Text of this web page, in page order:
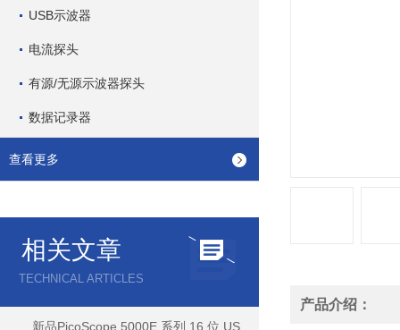
USB示波器
电流探头
有源/无源示波器探头
数据记录器
查看更多
相关文章
TECHNICAL ARTICLES
新品PicoScope 5000E 系列 16 位 US
产品介绍：